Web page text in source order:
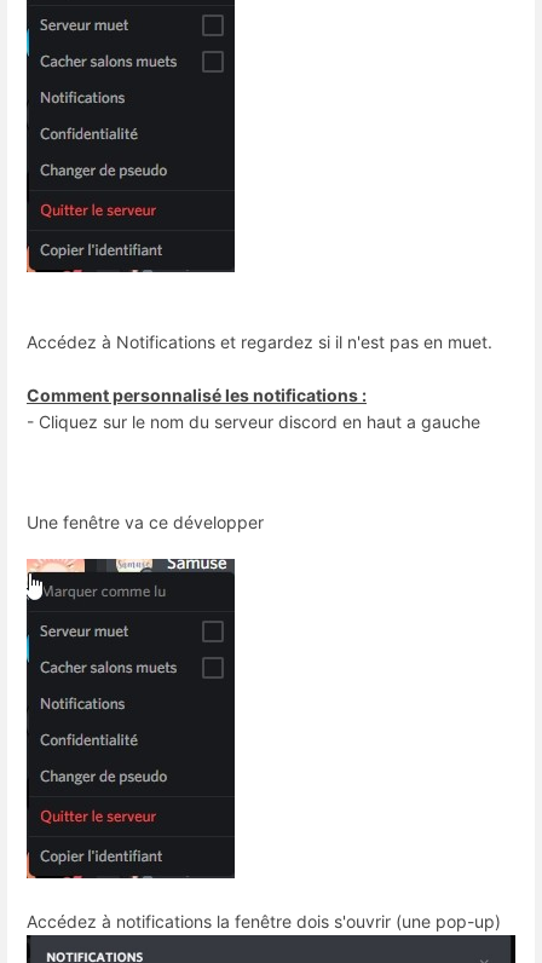
Accédez à Notifications et regardez si il n'est pas en muet.
Comment personnalisé les notifications :
- Cliquez sur le nom du serveur discord en haut a gauche
Une fenêtre va ce développer
Accédez à notifications la fenêtre dois s'ouvrir (une pop-up)